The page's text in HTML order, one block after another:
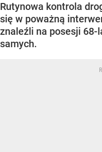
Rutynowa kontrola
się w poważną
znaleźli na posesji 68-
samych.